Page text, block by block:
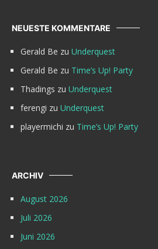
NEUESTE KOMMENTARE
Gerald Be zu Underquest
Gerald Be zu Time’s Up! Party
Thadings zu Underquest
ferengi zu Underquest
playermichi zu Time’s Up! Party
ARCHIV
August 2026
Juli 2026
Juni 2026